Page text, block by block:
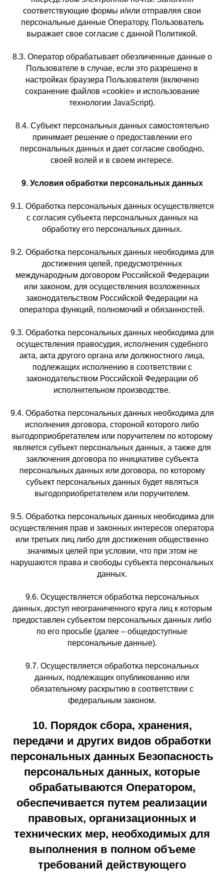
соответствующие формы и/или отправляя свои
персональные данные Оператору, Пользователь
выражает свое согласие с данной Политикой.
8.3. Оператор обрабатывает обезличенные данные о
Пользователе в случае, если это разрешено в
настройках браузера Пользователя (включено
сохранение файлов «cookie» и использование
технологии JavaScript).
8.4. Субъект персональных данных самостоятельно
принимает решение о предоставлении его
персональных данных и дает согласие свободно,
своей волей и в своем интересе.
9. Условия обработки персональных данных
9.1. Обработка персональных данных осуществляется
с согласия субъекта персональных данных на
обработку его персональных данных.
9.2. Обработка персональных данных необходима для
достижения целей, предусмотренных
международным договором Российской Федерации
или законом, для осуществления возложенных
законодательством Российской Федерации на
оператора функций, полномочий и обязанностей.
9.3. Обработка персональных данных необходима для
осуществления правосудия, исполнения судебного
акта, акта другого органа или должностного лица,
подлежащих исполнению в соответствии с
законодательством Российской Федерации об
исполнительном производстве.
9.4. Обработка персональных данных необходима для
исполнения договора, стороной которого либо
выгодоприобретателем или поручителем по которому
является субъект персональных данных, а также для
заключения договора по инициативе субъекта
персональных данных или договора, по которому
субъект персональных данных будет являться
выгодоприобретателем или поручителем.
9.5. Обработка персональных данных необходима для
осуществления прав и законных интересов оператора
или третьих лиц либо для достижения общественно
значимых целей при условии, что при этом не
нарушаются права и свободы субъекта персональных
данных.
9.6. Осуществляется обработка персональных
данных, доступ неограниченного круга лиц к которым
предоставлен субъектом персональных данных либо
по его просьбе (далее – общедоступные
персональные данные).
9.7. Осуществляется обработка персональных
данных, подлежащих опубликованию или
обязательному раскрытию в соответствии с
федеральным законом.
10. Порядок сбора, хранения,
передачи и других видов обработки
персональных данных Безопасность
персональных данных, которые
обрабатываются Оператором,
обеспечивается путем реализации
правовых, организационных и
технических мер, необходимых для
выполнения в полном объеме
требований действующего